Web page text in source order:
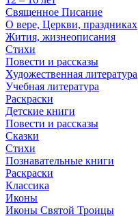
Священное Писание
О вере, Церкви, праздниках
Жития, жизнеописания
Стихи
Повести и рассказы
Художественная литература
Учебная литература
Раскраски
Детские книги
Повести и рассказы
Сказки
Стихи
Познавательные книги
Раскраски
Классика
Иконы
Иконы Святой Троицы